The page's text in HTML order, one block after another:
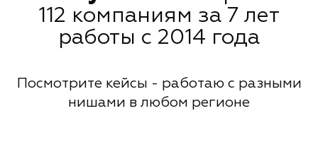
112 компаниям за 7 лет
работы с 2014 года
Посмотрите кейсы - работаю с разными
нишами в любом регионе